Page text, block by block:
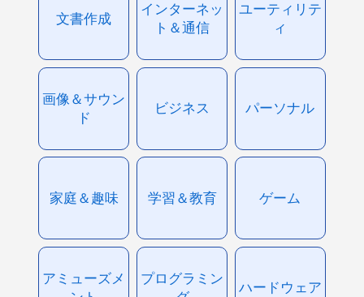
文書作成
インターネッ
ト＆通信
ユーティリテ
ィ
画像＆サウン
ド
ビジネス パーソナル
家庭＆趣味 学習＆教育 ゲーム
アミューズメ
プログラミン
ハードウェア